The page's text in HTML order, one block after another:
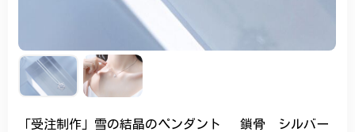
「受注制作」雪の結晶のペンダント 鎖骨 シルバー